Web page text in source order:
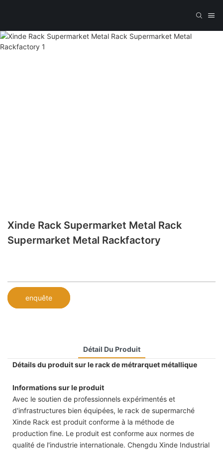
Xinde Rack Supermarket Metal Rack
Supermarket Metal Rackfactory
enquête
Détail Du Produit
Détails du produit sur le rack de métrarquet métallique
Informations sur le produit
Avec le soutien de professionnels expérimentés et
d'infrastructures bien équipées, le rack de supermarché
Xinde Rack est produit conforme à la méthode de
production fine. Le produit est conforme aux normes de
qualité de l'industrie internationale. Chengdu Xinde Industrial